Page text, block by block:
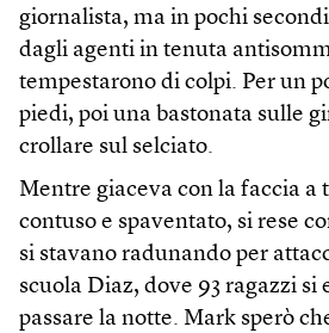
giornalista, ma in pochi
dagli agenti in tenuta
tempestarono di colpi. Per un
piedi, poi una bastonata sulle
crollare sul selciato.
Mentre giaceva con la faccia a
contuso e spaventato, si rese
si stavano radunando per
scuola Diaz, dove 93 ragazzi si
passare la notte. Mark sperò